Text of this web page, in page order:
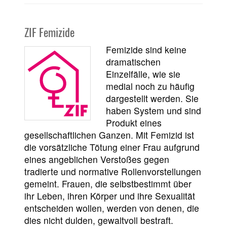
ZIF Femizide
Femizide sind keine
dramatischen
Einzelfälle, wie sie
medial noch zu häufig
dargestellt werden. Sie
haben System und sind
Produkt eines
gesellschaftlichen Ganzen. Mit Femizid ist
die vorsätzliche Tötung einer Frau aufgrund
eines angeblichen Verstoßes gegen
tradierte und normative Rollenvorstellungen
gemeint. Frauen, die selbstbestimmt über
ihr Leben, ihren Körper und ihre Sexualität
entscheiden wollen, werden von denen, die
dies nicht dulden, gewaltvoll bestraft.